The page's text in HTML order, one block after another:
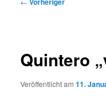
Quintero
Veröffentlicht am11.